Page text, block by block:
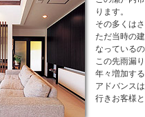
ります。
その多くは
ただ当時の
なっているの
この先雨漏
年々増加す
アドバンス
行きお客様